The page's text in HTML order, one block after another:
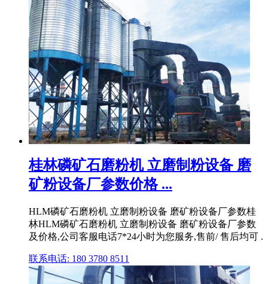
桂林磷矿石磨粉机 立磨制粉设备 磨
矿粉设备厂参数价格 ...
HLM磷矿石磨粉机 立磨制粉设备 磨矿粉设备厂参数桂
林HLM磷矿石磨粉机 立磨制粉设备 磨矿粉设备厂参数
及价格,公司客服电话7*24小时为您服务,售前/ 售后均可 .
联系电话: 180 3780 8511